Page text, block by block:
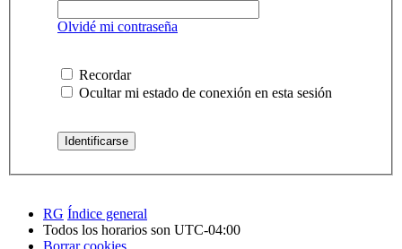
Olvidé mi contraseña
Recordar
Ocultar mi estado de conexión en esta sesión
RG Índice general
Todos los horarios son UTC-04:00
Borrar cookies